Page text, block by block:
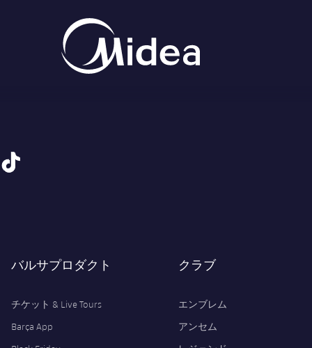
tiktok
バルサプロダクト
チケット & Live Tours
Barça App
クラブ
エンブレム
アンセム